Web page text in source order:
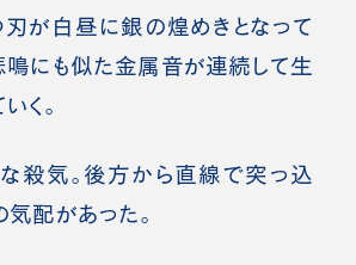
刃が白昼に銀の煌めきとなって
鳴にも似た金属音が連続して生
く。
殺気。後方から直線で突っ込
気配があった。